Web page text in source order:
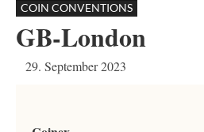
COIN CONVENTIONS
GB-London
29. September 2023